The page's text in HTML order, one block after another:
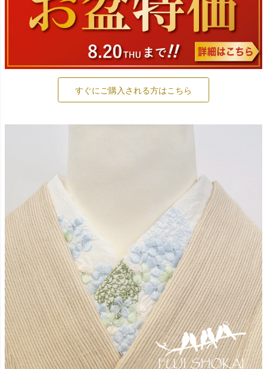
すぐにご購入される方はこちら